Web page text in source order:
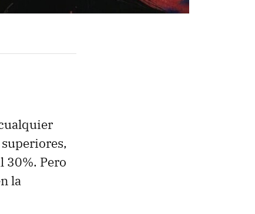
30%. Pero
la